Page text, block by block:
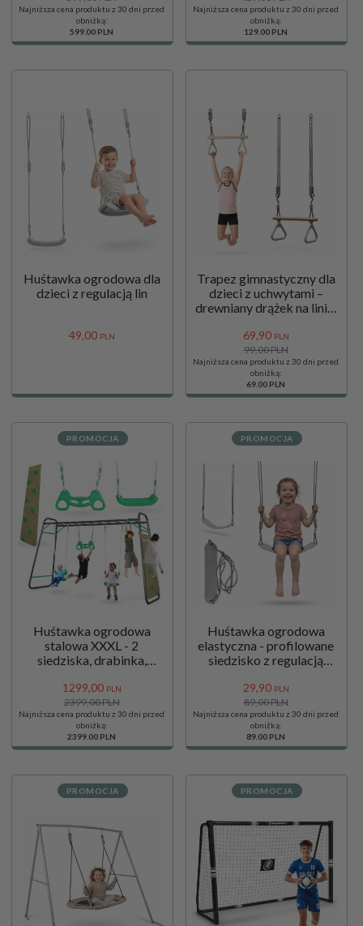
Najniższa cena produktu z 30 dni przed
obniżką:
599.00 PLN
Najniższa cena produktu z 30 dni przed
obniżką:
129.00 PLN
Huśtawka ogrodowa dla
dzieci z regulacją lin
49,00 PLN
Trapez gimnastyczny dla
dzieci z uchwytami –
drewniany drążek na linie,
HyperMotion
69,90 PLN
99,00 PLN
Najniższa cena produktu z 30 dni przed
obniżką:
69.00 PLN
PROMOCJA
Huśtawka ogrodowa
stalowa XXXL - 2
siedziska, drabinka,
ścianka wspinaczkowa
1299,00 PLN
2399,00 PLN
Najniższa cena produktu z 30 dni przed
obniżką:
2399.00 PLN
PROMOCJA
Huśtawka ogrodowa
elastyczna - profilowane
siedzisko z regulacją
29,90 PLN
89,00 PLN
Najniższa cena produktu z 30 dni przed
obniżką:
89.00 PLN
PROMOCJA PROMOCJA